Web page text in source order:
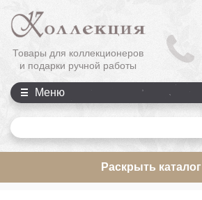
Товары для коллекционеров
и подарки ручной работы
Меню
Раскрыть каталог